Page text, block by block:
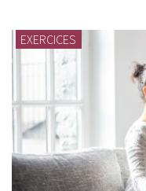
EXERCICES